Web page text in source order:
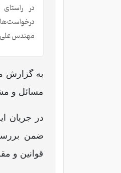
در
مهندس علی
به گزارش
مسائل و
در جریان
ضمن
قوانین و